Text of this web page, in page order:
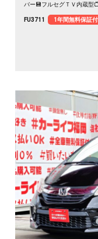
バー💾フルセグＴＶ内蔵型
クドアーでボタン・リモコ
FU3711 1年間無料保証付